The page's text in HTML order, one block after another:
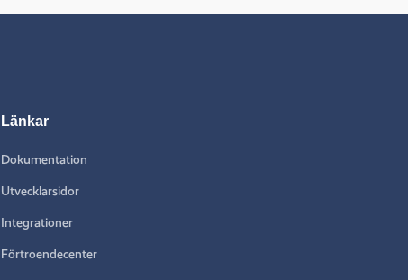
Länkar
Dokumentation
Utvecklarsidor
Integrationer
Förtroendecenter